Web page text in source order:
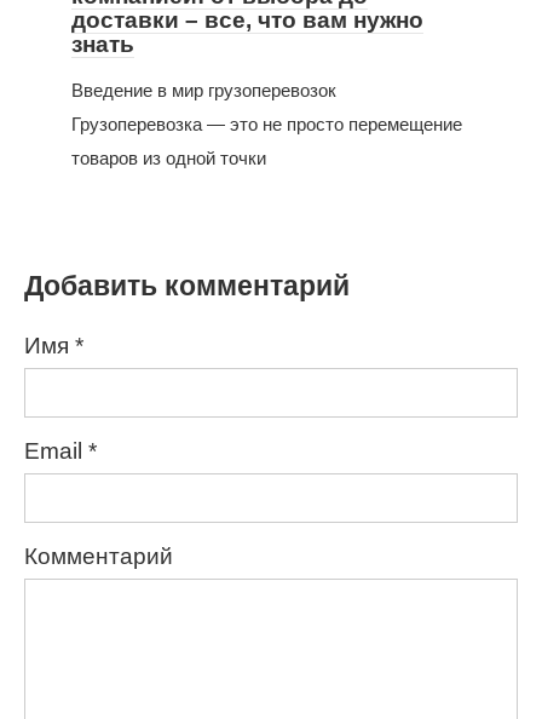
доставки – все, что вам нужно
знать
Введение в мир грузоперевозок
Грузоперевозка — это не просто перемещение
товаров из одной точки
Добавить комментарий
Имя *
Email *
Комментарий